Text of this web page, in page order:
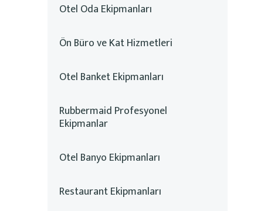
Otel Oda Ekipmanları
Ön Büro ve Kat Hizmetleri
Otel Banket Ekipmanları
Rubbermaid Profesyonel
Ekipmanlar
Otel Banyo Ekipmanları
Restaurant Ekipmanları